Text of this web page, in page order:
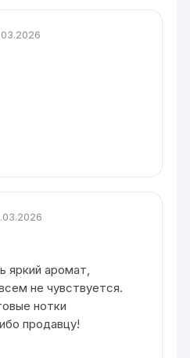
яркий аромат,
не чувствуется.
нотки
продавцу!